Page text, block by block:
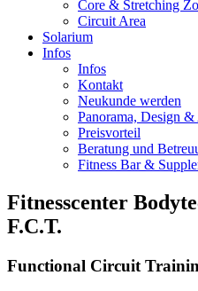
Core & Stretching
Circuit Area
Solarium
Infos
Infos
Kontakt
Neukunde werden
Panorama, Design
Preisvorteil
Beratung und
Fitness Bar &
Fitnesscenter
F.C.T.
Functional Circuit